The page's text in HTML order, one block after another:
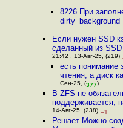
8226 При
Если нужен SSD
сделанный из
21:42 , 13-Авг-25, (219)
есть понимание
чтения, а диск
Сен-25, (377)
В ZFS не
поддерживается,
14-Авг-25, (238) –1
Решает Можно